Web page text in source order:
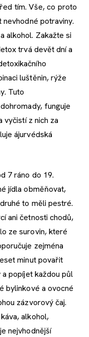
tím. Vše, co proto
potraviny.
alkohol. Zakažte si
trvá devět dní a
luštěnin, rýže
Tuto
funguje
vyčistí z nich za
ájurvédská
7 ráno do 19.
jídla obměňovat,
to měli pestré.
ani četnosti chodů,
ze surovin, které
zejména
minut povařit
popíjet každou půl
bylinkové a ovocné
zázvorový čaj.
alkohol,
nejvhodnější